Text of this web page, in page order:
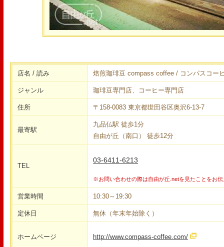
店名 / 読み 焙煎珈琲豆 compass coffee / コンパスコー
ジャンル 珈琲豆専門店、コーヒー専門店
住所 〒158-0083 東京都世田谷区奥沢6-13-7
最寄駅
九品仏駅 徒歩1分
自由が丘（南口） 徒歩12分
TEL
03-6411-6213
※お問い合わせの際は自由が丘.netを見たことをお
営業時間 10:30～19:30
定休日 無休（年末年始除く）
ホームページ http://www.compass-coffee.com/